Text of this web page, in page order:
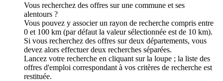
Vous recherchez des offres sur une commune et ses
alentours ?
Vous pouvez y associer un rayon de recherche compris entre
0 et 100 km (par défaut la valeur sélectionnée est de 10 km).
Si vous recherchez des offres sur deux départements, vous
devez alors effectuer deux recherches séparées.
Lancez votre recherche en cliquant sur la loupe ; la liste des
offres d'emploi correspondant à vos critères de recherche est
restituée.